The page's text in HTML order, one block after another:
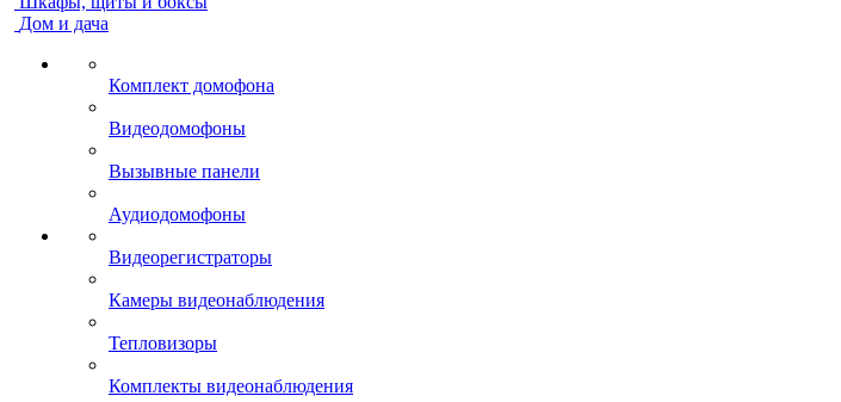
Дом и дача
Комплект домофона
Видеодомофоны
Вызывные панели
Аудиодомофоны
Видеорегистраторы
Камеры видеонаблюдения
Тепловизоры
Комплекты видеонаблюдения